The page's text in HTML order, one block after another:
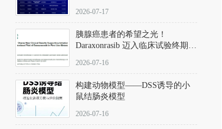
2026-07-17
胰腺癌患者的希望之光！
Daraxonrasib 迈入临床试验终期阶
2026-07-16
构建动物模型——DSS诱导的小
鼠结肠炎模型
2026-07-16